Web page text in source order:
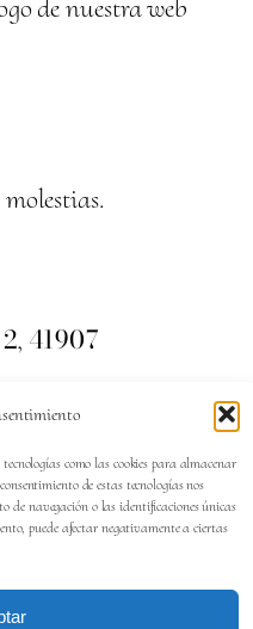
como las cookies para almacenar
de estas tecnologías nos
de navegación o las identificaciones únicas
puede afectar negativamente a ciertas
de nuestra web
2, 41907
Sevilla
313
EN: